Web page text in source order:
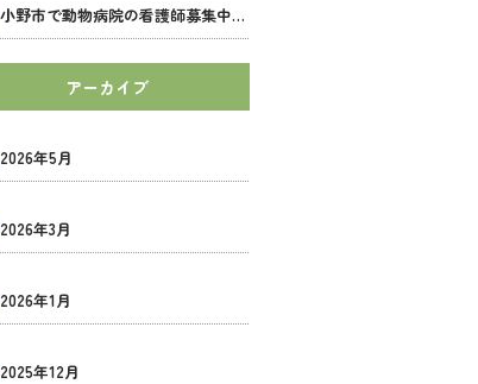
小野市で動物病院の看護師募集中です！【求人】
アーカイブ
2026年5月
2026年3月
2026年1月
2025年12月